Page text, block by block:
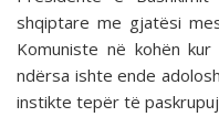
shqiptare me gjatësi
Komuniste në kohën
ndërsa ishte ende
instikte tepër të